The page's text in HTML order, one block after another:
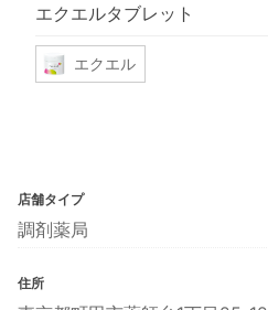
エクエルタブレット
エクエル
店舗タイプ
調剤薬局
住所